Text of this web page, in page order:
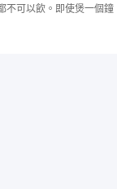
不可以飲。即使煲一個鐘